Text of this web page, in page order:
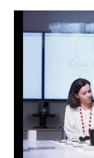
entrada